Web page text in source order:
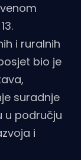
i ruralnih
bio je
suradnje
u području
i